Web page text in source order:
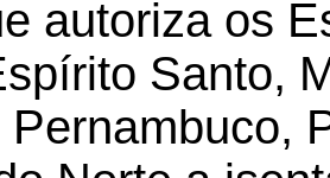
autoriza os
Santo,
Pernambuco,